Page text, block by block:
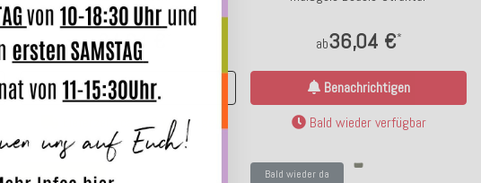
ab24,04 €
Zum Artikel
Lieferzeit: ca. 5-7 Werktage
ab36,04 €*
Benachrichtigen
Bald wieder verfügbar
Top bewertet Bald wieder da